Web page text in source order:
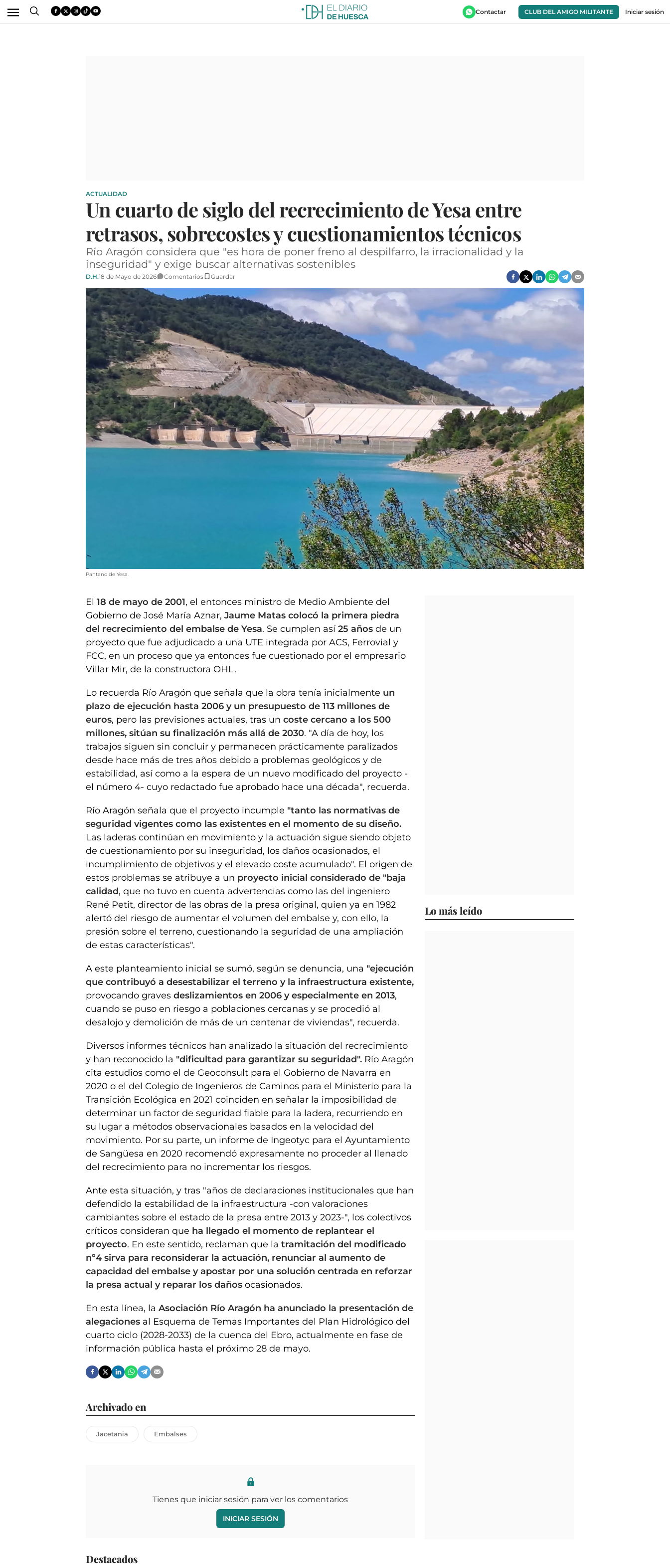
Contactar CLUB DEL AMIGO MILITANTE Iniciar sesión
ACTUALIDAD
Un cuarto de siglo del recrecimiento de Yesa entre
retrasos, sobrecostes y cuestionamientos técnicos
Río Aragón considera que "es hora de poner freno al despilfarro, la irracionalidad y la
inseguridad" y exige buscar alternativas sostenibles
D.H.18 de Mayo de 2026 Comentarios Guardar
Pantano de Yesa.
El 18 de mayo de 2001, el entonces ministro de Medio Ambiente del
Gobierno de José María Aznar, Jaume Matas colocó la primera piedra
del recrecimiento del embalse de Yesa. Se cumplen así 25 años de un
proyecto que fue adjudicado a una UTE integrada por ACS, Ferrovial y
FCC, en un proceso que ya entonces fue cuestionado por el empresario
Villar Mir, de la constructora OHL.
Lo recuerda Río Aragón que señala que la obra tenía inicialmente un
plazo de ejecución hasta 2006 y un presupuesto de 113 millones de
euros, pero las previsiones actuales, tras un coste cercano a los 500
millones, sitúan su finalización más allá de 2030. "A día de hoy, los
trabajos siguen sin concluir y permanecen prácticamente paralizados
desde hace más de tres años debido a problemas geológicos y de
estabilidad, así como a la espera de un nuevo modificado del proyecto -
el número 4- cuyo redactado fue aprobado hace una década", recuerda.
Río Aragón señala que el proyecto incumple "tanto las normativas de
seguridad vigentes como las existentes en el momento de su diseño.
Las laderas continúan en movimiento y la actuación sigue siendo objeto
de cuestionamiento por su inseguridad, los daños ocasionados, el
incumplimiento de objetivos y el elevado coste acumulado". El origen de
estos problemas se atribuye a un proyecto inicial considerado de "baja
calidad, que no tuvo en cuenta advertencias como las del ingeniero
René Petit, director de las obras de la presa original, quien ya en 1982
alertó del riesgo de aumentar el volumen del embalse y, con ello, la
presión sobre el terreno, cuestionando la seguridad de una ampliación
de estas características".
A este planteamiento inicial se sumó, según se denuncia, una "ejecución
que contribuyó a desestabilizar el terreno y la infraestructura existente,
provocando graves deslizamientos en 2006 y especialmente en 2013,
cuando se puso en riesgo a poblaciones cercanas y se procedió al
desalojo y demolición de más de un centenar de viviendas", recuerda.
Diversos informes técnicos han analizado la situación del recrecimiento
y han reconocido la "dificultad para garantizar su seguridad". Río Aragón
cita estudios como el de Geoconsult para el Gobierno de Navarra en
2020 o el del Colegio de Ingenieros de Caminos para el Ministerio para la
Transición Ecológica en 2021 coinciden en señalar la imposibilidad de
determinar un factor de seguridad fiable para la ladera, recurriendo en
su lugar a métodos observacionales basados en la velocidad del
movimiento. Por su parte, un informe de Ingeotyc para el Ayuntamiento
de Sangüesa en 2020 recomendó expresamente no proceder al llenado
del recrecimiento para no incrementar los riesgos.
Ante esta situación, y tras "años de declaraciones institucionales que han
defendido la estabilidad de la infraestructura -con valoraciones
cambiantes sobre el estado de la presa entre 2013 y 2023-", los colectivos
críticos consideran que ha llegado el momento de replantear el
proyecto. En este sentido, reclaman que la tramitación del modificado
nº4 sirva para reconsiderar la actuación, renunciar al aumento de
capacidad del embalse y apostar por una solución centrada en reforzar
la presa actual y reparar los daños ocasionados.
En esta línea, la Asociación Río Aragón ha anunciado la presentación de
alegaciones al Esquema de Temas Importantes del Plan Hidrológico del
cuarto ciclo (2028-2033) de la cuenca del Ebro, actualmente en fase de
información pública hasta el próximo 28 de mayo.
Archivado en
Jacetania Embalses
Tienes que iniciar sesión para ver los comentarios
INICIAR SESIÓN
Destacados
Lo más leído